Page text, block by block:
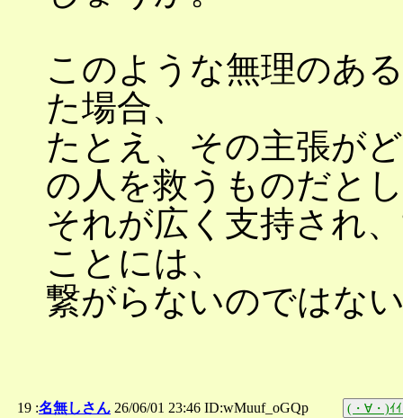
このような無理のあ
た場合、
たとえ、その主張が
の人を救うものだと
それが広く支持され
ことには、
繋がらないのではな
19 :名無しさん 26/06/01 23:46 ID:wMuuf_oGQp (・∀・)ｲ